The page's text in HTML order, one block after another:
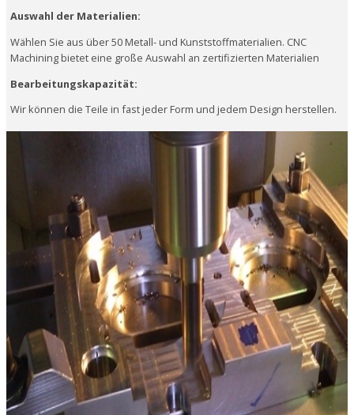
Auswahl der Materialien:
Wählen Sie aus über 50 Metall- und Kunststoffmaterialien. CNC
Machining bietet eine große Auswahl an zertifizierten Materialien
Bearbeitungskapazität:
Wir können die Teile in fast jeder Form und jedem Design herstellen.